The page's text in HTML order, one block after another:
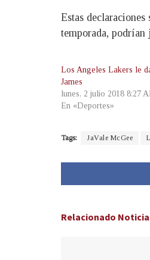
Estas
temporada, podrían
Los Angeles Lakers le
James
lunes, 2 julio 2018 8:27
En «Deportes»
Tags: JaVale McGee
Relacionado